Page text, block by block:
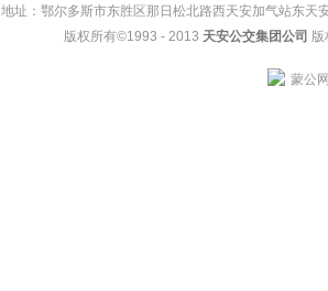
地址：鄂尔多斯市东胜区那日松北路西天安加气站东
版权所有©1993 - 2013 天安公交集团公司
蒙公